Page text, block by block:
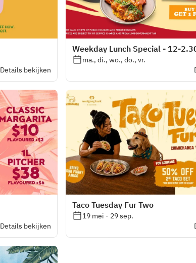
Details bekijken
Weekday Lunch Special - 12-
ma., di., wo., do., vr.
Details bekijken
Taco Tuesday Fur Two
19 mei - 29 sep.